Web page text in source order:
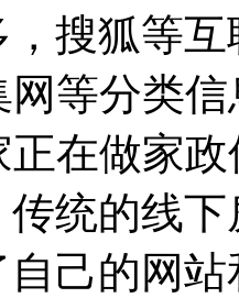
搜狐等
网等分类
正在做家
统的线
己的网